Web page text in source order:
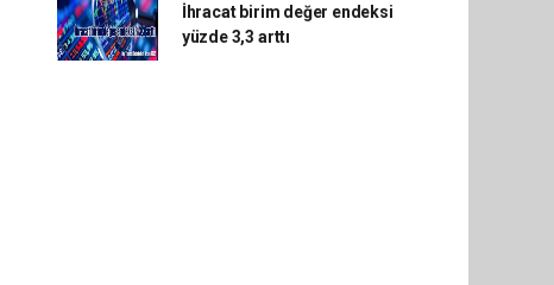
İhracat birim değer endeksi
yüzde 3,3 arttı